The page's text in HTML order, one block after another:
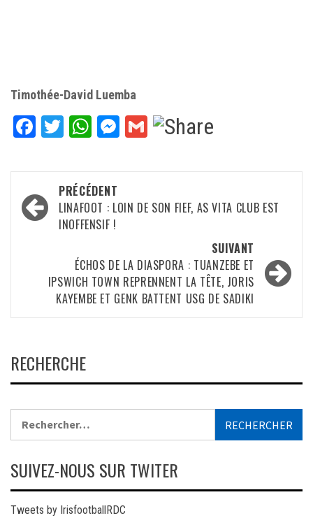
Timothée-David Luemba
Facebook
TwitterWhatsApp
Messenger
Gmail
Navigation
d’article
PRÉCÉDENT
LINAFOOT : LOIN DE SON FIEF, AS VITA CLUB EST
INOFFENSIF !
SUIVANT
ÉCHOS DE LA DIASPORA : TUANZEBE ET
IPSWICH TOWN REPRENNENT LA TÊTE, JORIS
KAYEMBE ET GENK BATTENT USG DE SADIKI
RECHERCHE
SUIVEZ-NOUS SUR TWITER
Tweets by IrisfootballRDC